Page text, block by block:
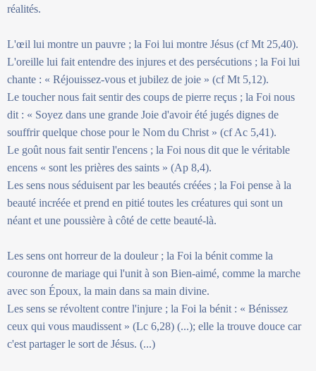
réalités.
L'œil lui montre un pauvre ; la Foi lui montre Jésus (cf Mt 25,40).
L'oreille lui fait entendre des injures et des persécutions ; la Foi lui
chante : « Réjouissez-vous et jubilez de joie » (cf Mt 5,12).
Le toucher nous fait sentir des coups de pierre reçus ; la Foi nous
dit : « Soyez dans une grande Joie d'avoir été jugés dignes de
souffrir quelque chose pour le Nom du Christ » (cf Ac 5,41).
Le goût nous fait sentir l'encens ; la Foi nous dit que le véritable
encens « sont les prières des saints » (Ap 8,4).
Les sens nous séduisent par les beautés créées ; la Foi pense à la
beauté incréée et prend en pitié toutes les créatures qui sont un
néant et une poussière à côté de cette beauté-là.
Les sens ont horreur de la douleur ; la Foi la bénit comme la
couronne de mariage qui l'unit à son Bien-aimé, comme la marche
avec son Époux, la main dans sa main divine.
Les sens se révoltent contre l'injure ; la Foi la bénit : « Bénissez
ceux qui vous maudissent » (Lc 6,28) (...); elle la trouve douce car
c'est partager le sort de Jésus. (...)